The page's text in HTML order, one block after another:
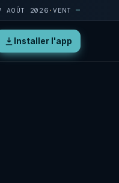
AOÛT 2026 · VENT—
Installer l'app